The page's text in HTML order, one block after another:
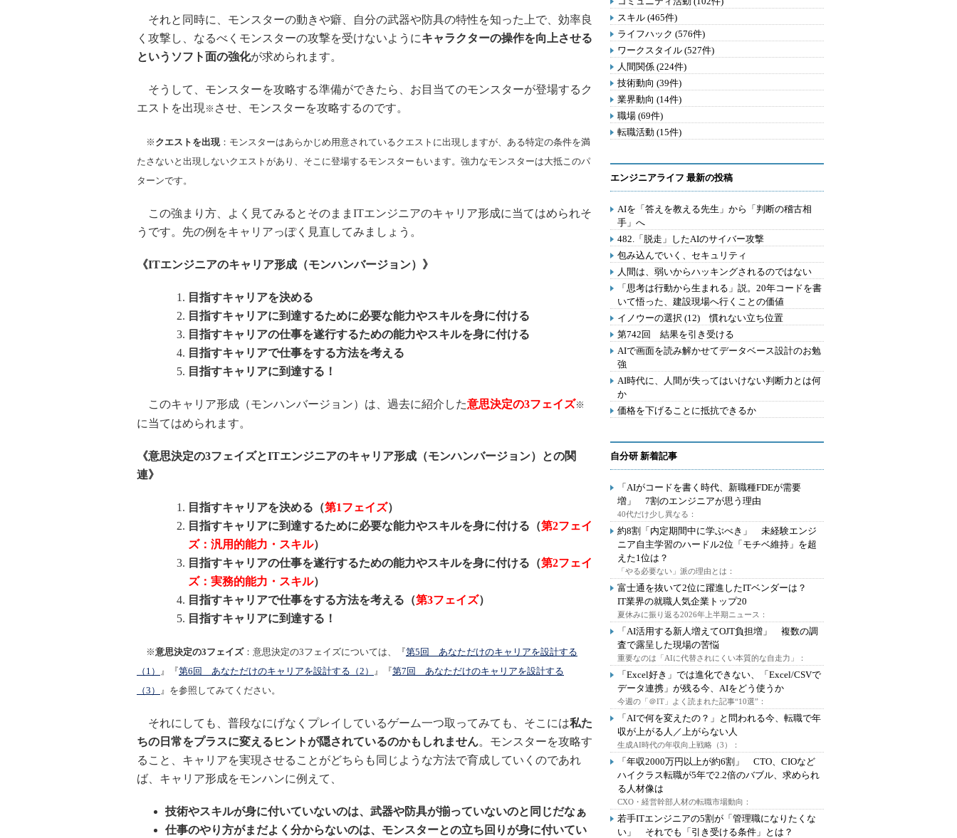
それと同時に、モンスターの動きや癖、自分の武器や防具の特性を知った上で、効率良
く攻撃し、なるべくモンスターの攻撃を受けないようにキャラクターの操作を向上させる
というソフト面の強化が求められます。
そうして、モンスターを攻略する準備ができたら、お目当てのモンスターが登場するク
エストを出現 ※ させ、モンスターを攻略するのです。
※ クエストを出現：モンスターはあらかじめ用意されているクエストに出現しますが、ある特定の条件を満
たさないと出現しないクエストがあり、そこに登場するモンスターもいます。強力なモンスターは大抵このパ
ターンです。
この強まり方、よく見てみるとそのままITエンジニアのキャリア形成に当てはめられそ
うです。先の例をキャリアっぽく見直してみましょう。
《ITエンジニアのキャリア形成（モンハンバージョン）》
目指すキャリアを決める
目指すキャリアに到達するために必要な能力やスキルを身に付ける
目指すキャリアの仕事を遂行するための能力やスキルを身に付ける
目指すキャリアで仕事をする方法を考える
目指すキャリアに到達する！
このキャリア形成（モンハンバージョン）は、過去に紹介した意思決定の3フェイズ※
に当てはめられます。
《意思決定の3フェイズとITエンジニアのキャリア形成（モンハンバージョン）との関
連》
目指すキャリアを決める（第1フェイズ）
目指すキャリアに到達するために必要な能力やスキルを身に付ける（第2フェイ
ズ：汎用的能力・スキル）
目指すキャリアの仕事を遂行するための能力やスキルを身に付ける（第2フェイ
ズ：実務的能力・スキル）
目指すキャリアで仕事をする方法を考える（第3フェイズ）
目指すキャリアに到達する！
※意思決定の3フェイズ ：意思決定の3フェイズについては、『 第5回 あなただけのキャリアを設計する
（1） 』『 第6回 あなただけのキャリアを設計する（2） 』『 第7回 あなただけのキャリアを設計する
（3） 』を参照してみてください。
それにしても、普段なにげなくプレイしているゲーム一つ取ってみても、そこには私た
ちの日常をプラスに変えるヒントが隠されているのかもしれません。モンスターを攻略す
ること、キャリアを実現させることがどちらも同じような方法で育成していくのであれ
ば、キャリア形成をモンハンに例えて、
技術やスキルが身に付いていないのは、武器や防具が揃っていないのと同じだなぁ
仕事のやり方がまだよく分からないのは、モンスターとの立ち回りが身に付いてい
スキル (465件)
ライフハック (576件)
ワークスタイル (527件)
人間関係 (224件)
技術動向 (39件)
業界動向 (14件)
職場 (69件)
転職活動 (15件)
エンジニアライフ 最新の投稿
AIを「答えを教える先生」から「判断の稽古相
手」へ
482.「脱走」したAIのサイバー攻撃
包み込んでいく、セキュリティ
人間は、弱いからハッキングされるのではない
「思考は行動から生まれる」説。20年コードを書
いて悟った、建設現場へ行くことの価値
イノウーの選択 (12) 慣れない立ち位置
第742回 結果を引き受ける
AIで画面を読み解かせてデータベース設計のお勉
強
AI時代に、人間が失ってはいけない判断力とは何
か
価格を下げることに抵抗できるか
自分研 新着記事
「AIがコードを書く時代、新職種FDEが需要
増」 7割のエンジニアが思う理由
40代だけ少し異なる：
約8割「内定期間中に学ぶべき」 未経験エンジ
ニア自主学習のハードル2位「モチベ維持」を超
えた1位は？
「やる必要ない」派の理由とは：
富士通を抜いて2位に躍進したITベンダーは？
IT業界の就職人気企業トップ20
夏休みに振り返る2026年上半期ニュース：
「AI活用する新人増えてOJT負担増」 複数の調
査で露呈した現場の苦悩
重要なのは「AIに代替されにくい本質的な自走力」：
「Excel好き」では進化できない、「Excel/CSVで
データ連携」が残る今、AIをどう使うか
今週の「＠IT」よく読まれた記事“10選”：
「AIで何を変えたの？」と問われる今、転職で年
収が上がる人／上がらない人
生成AI時代の年収向上戦略（3）：
「年収2000万円以上が約6割」 CTO、CIOなど
ハイクラス転職が5年で2.2倍のバブル、求められ
る人材像は
CXO・経営幹部人材の転職市場動向：
若手ITエンジニアの5割が「管理職になりたくな
い」 それでも「引き受ける条件」とは？